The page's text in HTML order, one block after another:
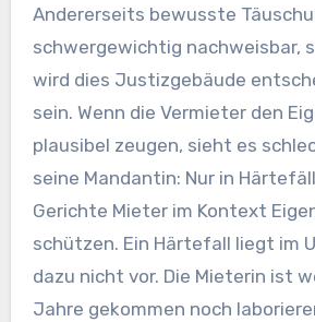
Andererseits bewusste
schwergewichtig nachweisbar,
wird dies Justizgebäude
sein. Wenn die Vermieter den
plausibel zeugen, sieht es
seine Mandantin: Nur in
Gerichte Mieter im Kontext
schützen. Ein Härtefall liegt im
dazu nicht vor. Die Mieterin ist
Jahre gekommen noch